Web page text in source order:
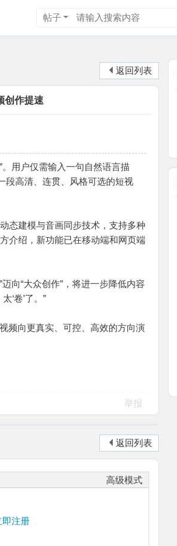
帖子
返回列表
创作提速
用户仅需输入一句自然语言描
段高清、连贯、风格可选的短视
态建模与音画同步技术，支持多种
介绍，新功能已在移动端和网页端
向“大众创作”，将进一步降低内容
‘卷’了。”
频向更真实、可控、高效的方向演
举报
返回列表
高级模式
即注册